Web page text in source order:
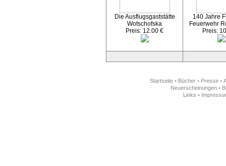
Die Ausflugsgaststätte
Wotschofska
Preis: 12.00 €
140 Jahre
Feuerwehr
Preis:
Startseite - Bücher - Presse -
Neuerscheinungen-
Links -